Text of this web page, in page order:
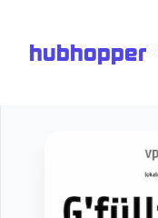
hubhopper